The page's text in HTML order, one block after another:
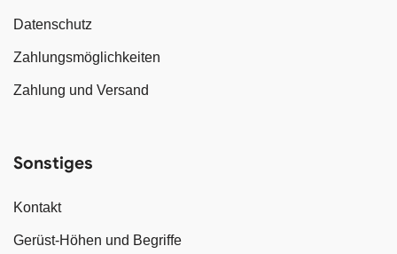
Datenschutz
Zahlungsmöglichkeiten
Zahlung und Versand
Sonstiges
Kontakt
Gerüst-Höhen und Begriffe